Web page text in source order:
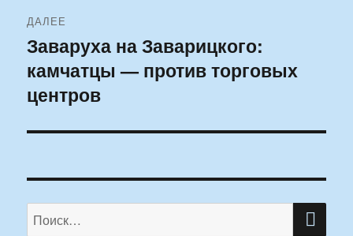
ДАЛЕЕ
Следующая
запись:
Заваруха на Заварицкого:
камчатцы — против торговых
центров
Искать: